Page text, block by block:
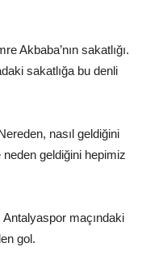
Akbaba’nın sakatlığı.
sakatlığa bu denli
nasıl geldiğini
geldiğini hepimiz
Antalyaspor maçındaki
gol.